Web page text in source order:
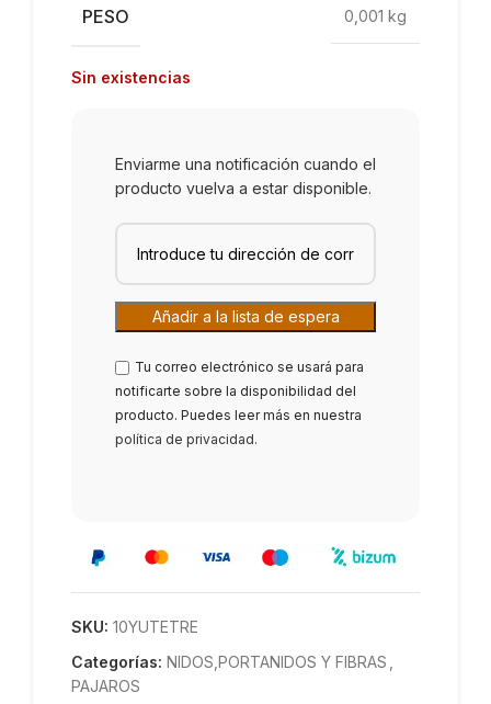
PESO 0,001 kg
Sin existencias
Enviarme una notificación cuando el
producto vuelva a estar disponible.
Tu correo electrónico se usará para
notificarte sobre la disponibilidad del
producto. Puedes leer más en nuestra
política de privacidad.
SKU: 10YUTETRE
Categorías: NIDOS,PORTANIDOS Y FIBRAS
PAJAROS